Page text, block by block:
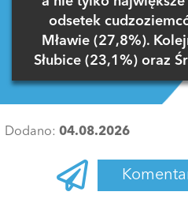
odsetek
Mławie (27,8%).
Słubice (23,1%) oraz
Dodano: 04.08.2026